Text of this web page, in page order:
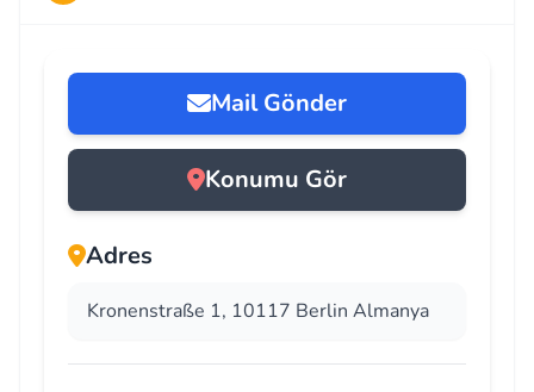
Mail Gönder
Konumu Gör
Adres
Kronenstraße 1, 10117 Berlin Almanya